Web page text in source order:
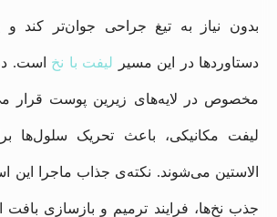
بدون نیاز به تیغ جراحی جوان‌تر کند
دستاوردها در این مسیر لیفت با نخ است.
مخصوص در لایه‌های زیرین پوست قرار
لیفت مکانیکی، باعث تحریک سلول‌ها
الاستین می‌شوند. نکته‌ی جذاب ماجرا
جذب نخ‌ها، فرایند ترمیم و بازسازی بافت